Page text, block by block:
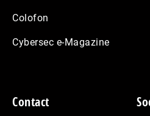
Colofon
Cybersec e-Magazine
Contact